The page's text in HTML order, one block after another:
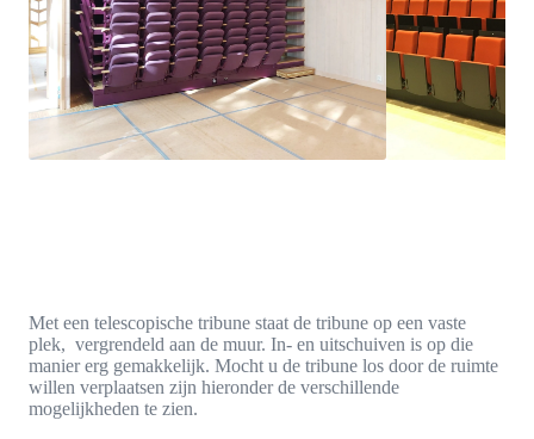
Met een telescopische tribune staat de tribune op een vaste
plek, vergrendeld aan de muur. In- en uitschuiven is op die
manier erg gemakkelijk. Mocht u de tribune los door de ruimte
willen verplaatsen zijn hieronder de verschillende
mogelijkheden te zien.